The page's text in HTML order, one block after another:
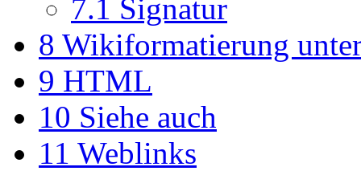
7.1 Signatur
8 Wikiformatierung
9 HTML
10 Siehe auch
11 Weblinks